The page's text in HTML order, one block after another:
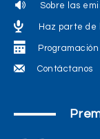
Sobre las
Haz parte de
Programación
Contáctanos